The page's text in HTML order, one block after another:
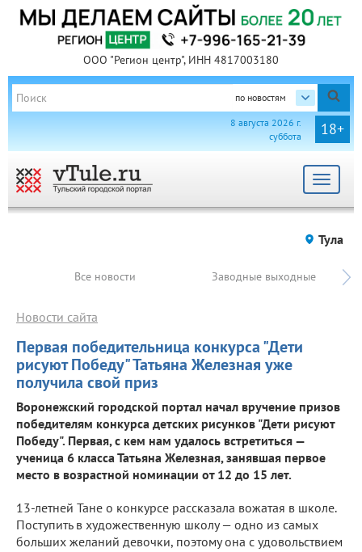
ООО "Регион центр", ИНН 4817003180
по новостям
18+
8 августа 2026 г.
суббота
Toggle
Тула
Все новости Заводные выходные
Первая победительница конкурса "Дети
рисуют Победу" Татьяна Железная уже
получила свой приз
Новости сайта
Воронежский городской портал начал вручение призов
победителям конкурса детских рисунков "Дети рисуют
Победу". Первая, с кем нам удалось встретиться —
ученица 6 класса Татьяна Железная, занявшая первое
место в возрастной номинации от 12 до 15 лет.
13-летней Тане о конкурсе рассказала вожатая в школе.
Поступить в художественную школу — одно из самых
больших желаний девочки, поэтому она с удовольствием